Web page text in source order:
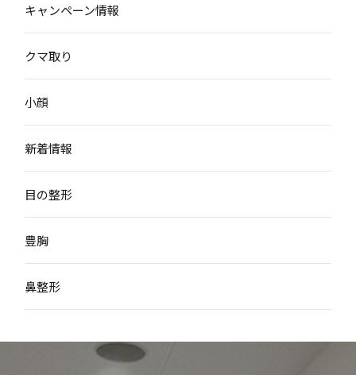
キャンペーン情報
クマ取り
小顔
新着情報
目の整形
豊胸
鼻整形